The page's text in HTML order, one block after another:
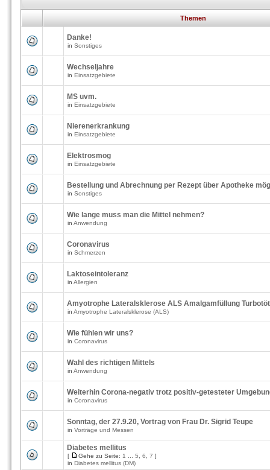
Themen
Danke!
in Sonstiges
Wechseljahre
in Einsatzgebiete
MS uvm.
in Einsatzgebiete
Nierenerkrankung
in Einsatzgebiete
Elektrosmog
in Einsatzgebiete
Bestellung und Abrechnung per Rezept über Apotheke
in Sonstiges
Wie lange muss man die Mittel nehmen?
in Anwendung
Coronavirus
in Schmerzen
Laktoseintoleranz
in Allergien
Amyotrophe Lateralsklerose ALS Amalgamfüllung
in Amyotrophe Lateralsklerose (ALS)
Wie fühlen wir uns?
in Coronavirus
Wahl des richtigen Mittels
in Anwendung
Weiterhin Corona-negativ trotz positiv-getesteter
in Coronavirus
Sonntag, der 27.9.20, Vortrag von Frau Dr. Sigrid Teupe
in Vorträge und Messen
Diabetes mellitus
[ Gehe zu Seite: 1 5 6 7 ]
in Diabetes mellitus (DM)